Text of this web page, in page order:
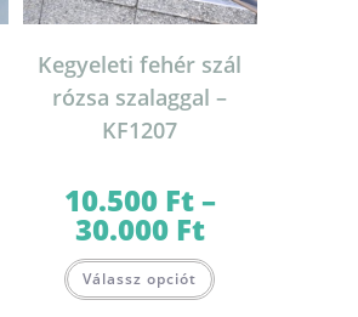
Kegyeleti fehér szál
rózsa szalaggal –
KF1207
10.500 Ft–
30.000 FtÁrtartomány:
10.500 Ft
-
30.000 Ft
Válassz opciót a